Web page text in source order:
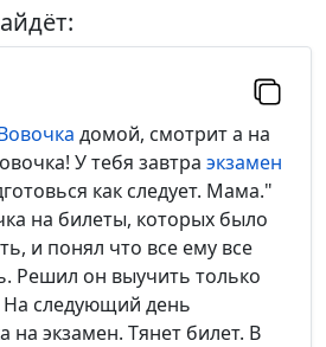
- 500. Ручная модерация.
домой, смотрит а на
У тебя завтра экзамен
как следует. Мама."
на билеты, которых было
и понял что все ему все
Решил он выучить только
На следующий день
на экзамен. Тянет билет. В